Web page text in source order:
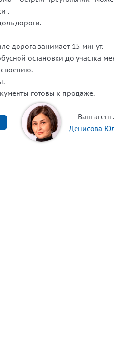
.
дороги.
дорога занимает 15 минут.
остановки до участка
готовы к продаже.
Ваш агент:
Денисова